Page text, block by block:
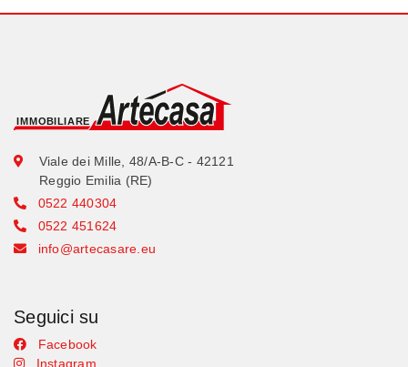
Viale dei Mille, 48/A-B-C - 42121
Reggio Emilia (RE)
0522 440304
0522 451624
info@artecasare.eu
Seguici su
Facebook
Instagram